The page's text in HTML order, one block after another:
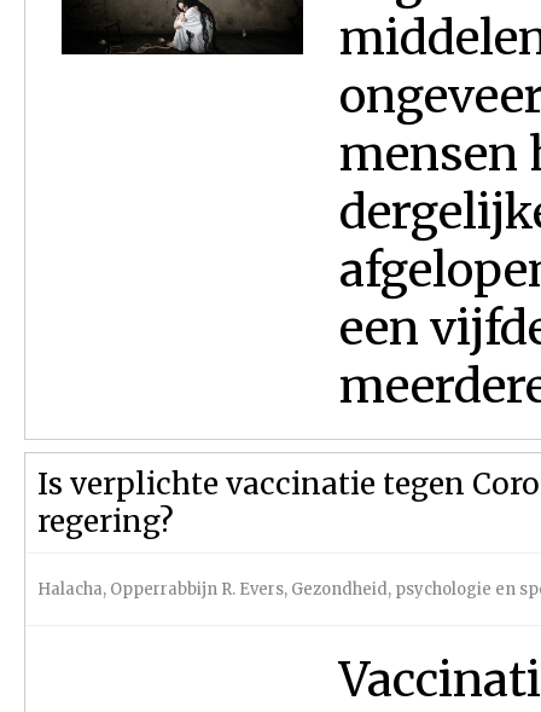
mensen
een
Is verplichte vaccinatie tegen
regering?
Halacha, Opperrabbijn R. Evers, Gezondheid, psychologie en